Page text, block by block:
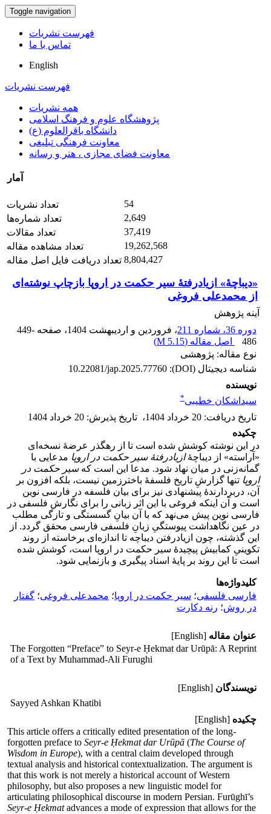
Toggle navigation
فهرست نشریات
تماس با ما
English
فهرست نشریات
همه نشریات
پژوهشگاه علوم و فرهنگ اسلامی
دانشگاه باقرالعلوم (ع)
معاونت فرهنگی تبلیغی
معاونت فضای مجازی ، هنر و رسانه
آمار
تعداد نشریات
54
تعداد شماره‌ها
2,649
تعداد مقالات
37,419
تعداد مشاهده مقاله
19,262,568
تعداد دریافت فایل اصل مقاله 8,804,427
«دیباچۀ» از‌یاد‌رفتۀ سیر حکمت در اروپا بازچاپ نوشته‌ای
از محمدعلی فروغی
آینه پژوهش
دوره 36، شماره 211
، فروردین و اردیبهشت 1404 ، صفحه 449-
486
اصل مقاله (5.15 M
)
نوع مقاله: پژوهشی
شناسه دیجیتال (DOI):
10.22081/jap.2025.77760
نویسنده
سیداشکان خطیبی*
تاریخ دریافت: 20 خرداد 1404 ، تاریخ پذیرش: 20 خرداد 1404
چکیده
در این نوشته کوشش شده است تا از رهگذر عرضۀ نسخه‌ای
«آراسته» از دیباچۀاز‌یاد‌رفتۀ سیر حکمت در اروپا مدعایی با
گمانه‌زنی در میان نهاد شود. مدعا این است کهسیر حکمت در
اروپا تنها گزارشِ تاریخ فلسفۀ باخترزمین نیست، بلکه افزون بر
آن، دربردارندۀ پیشنهادی نیز برای بیان فلسفه در فارسی نوین
است و آن اینکه فروغی با این اثر زبانی را برای نگارش فلسفی در
فارسی نوین پیش می‌نهد که با آن بیانِ گسستگی و تازگی مطلب
در عین نگاهداشت پیوستگیِ زبانِ فلسفی فارسی محقق گردد. از
این گذشته، چون از‌یاد‌رفتن دیباچه تا اندازه‌ای برخاسته از روند
تکوینیِ کمابیش پیچیدۀ سیر حکمت در اروپا است، کوشش شده
است تا این روند بر پایۀ اسناد پیگیری و بازنمایی شود.
کلیدواژه‌ها
فارسی فلسفی؛ سیر حکمت در اروپا؛ محمدعلی فروغی؛ گفتار
در روش؛ رنه دکارت
عنوان مقاله [English]
The Forgotten “Preface” to Seyr-e Ḥekmat dar Urūpā: A Reprint
of a Text by Muhammad-Ali Furughi
نویسندگان [English]
Sayyed Ashkan Khatibi
چکیده [English]
This article offers a critically edited presentation of the long-
forgotten preface to Seyr-e Ḥekmat dar Urūpā (The Course of
Wisdom in Europe), with a central claim developed through
textual analysis and historical contextualization. The argument is
that this work is not merely a historical account of Western
philosophy, but also proposes a new linguistic model for
articulating philosophical discourse in modern Persian. Furūghī’s
Seyr-e Ḥekmatadvances a mode of expression that allows for the